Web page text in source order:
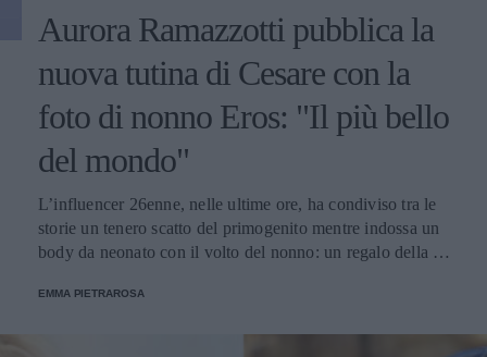
Aurora Ramazzotti pubblica la
nuova tutina di Cesare con la
foto di nonno Eros: "Il più bello
del mondo"
L’influencer 26enne, nelle ultime ore, ha condiviso tra le
storie un tenero scatto del primogenito mentre indossa un
body da neonato con il volto del nonno: un regalo della zia
EMMA PIETRAROSA